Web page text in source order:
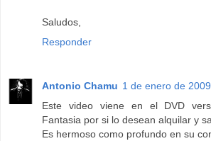
Saludos,
Responder
Antonio Chamu 1 de enero de
Este video viene en el DVD
Fantasia por si lo desean alquilar y
Es hermoso como profundo en su